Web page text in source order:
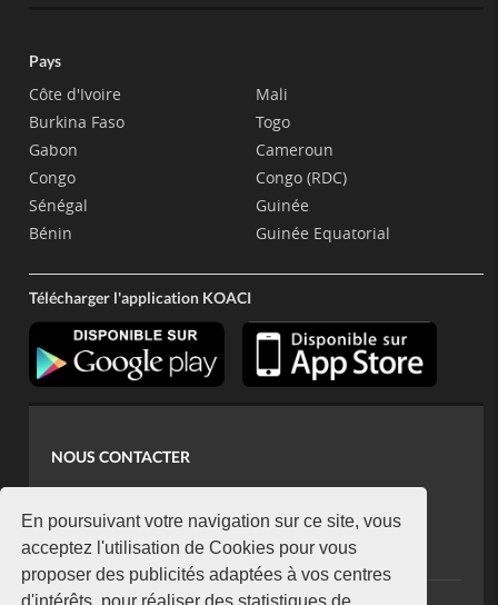
En poursuivant votre navigation sur ce site, vous
acceptez l'utilisation de Cookies pour vous
proposer des publicités adaptées à vos centres
d'intérêts, pour réaliser des statistiques de
Pays
Côte d'Ivoire
Burkina Faso
Gabon
Congo
Sénégal
Bénin
Mali
Togo
Cameroun
Congo (RDC)
Guinée
Guinée Equatorial
Télécharger l'application KOACI
NOUS CONTACTER
koaci@yahoo.fr
+225 07 08 85 52 93